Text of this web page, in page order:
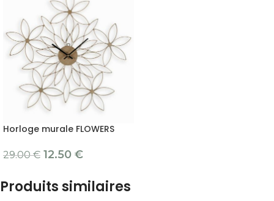
Horloge murale FLOWERS
29.00€ 12.50 €
Produits similaires